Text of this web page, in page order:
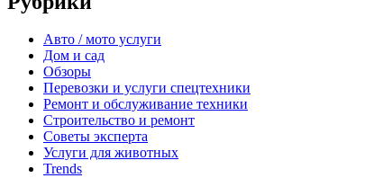
Авто / мото услуги
Дом и сад
Обзоры
Перевозки и услуги спецтехники
Ремонт и обслуживание техники
Строительство и ремонт
Советы эксперта
Услуги для животных
Trends